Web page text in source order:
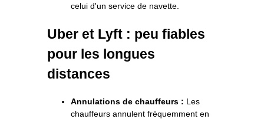
celui d'un service de navette.
Uber et Lyft : peu fiables
pour les longues
distances
Annulations de chauffeurs : Les
chauffeurs annulent fréquemment en